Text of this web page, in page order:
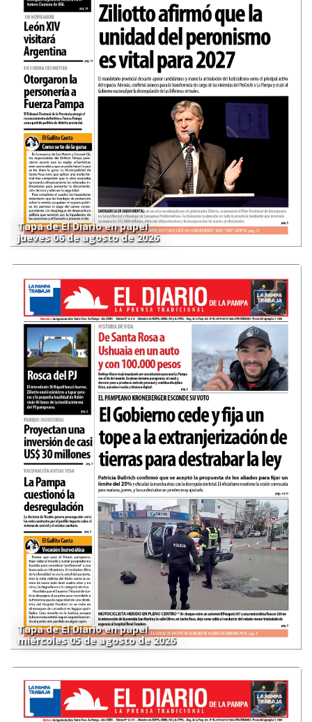
Tapa de El Diario en papel
jueves 06 de agosto de 2026
Tapa de El Diario en papel
miércoles 05 de agosto de 2026